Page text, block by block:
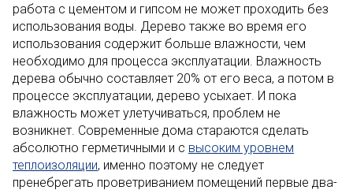
работа с цементом и гипсом не может проходить без
использования воды. Дерево также во время его
использования содержит больше влажности, чем
необходимо для процесса эксплуатации. Влажность
дерева обычно составляет 20% от его веса, а потом в
процессе эксплуатации, дерево усыхает. И пока
влажность может улетучиваться, проблем не
возникнет. Современные дома стараются сделать
абсолютно герметичными и с высоким уровнем
теплоизоляции, именно поэтому не следует
пренебрегать проветриванием помещений первые два-